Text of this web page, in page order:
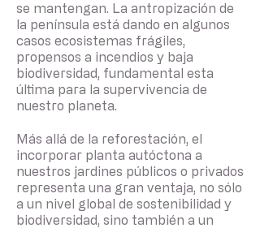
se mantengan. La antropización de
la península está dando en algunos
casos ecosistemas frágiles,
propensos a incendios y baja
biodiversidad, fundamental esta
última para la supervivencia de
nuestro planeta.
Más allá de la reforestación, el
incorporar planta autóctona a
nuestros jardines públicos o privados
representa una gran ventaja, no sólo
a un nivel global de sostenibilidad y
biodiversidad, sino también a un